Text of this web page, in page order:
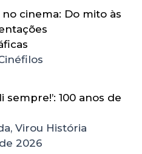
cinema: Do mito às
sempre!’: 100 anos de
Virou História
2026